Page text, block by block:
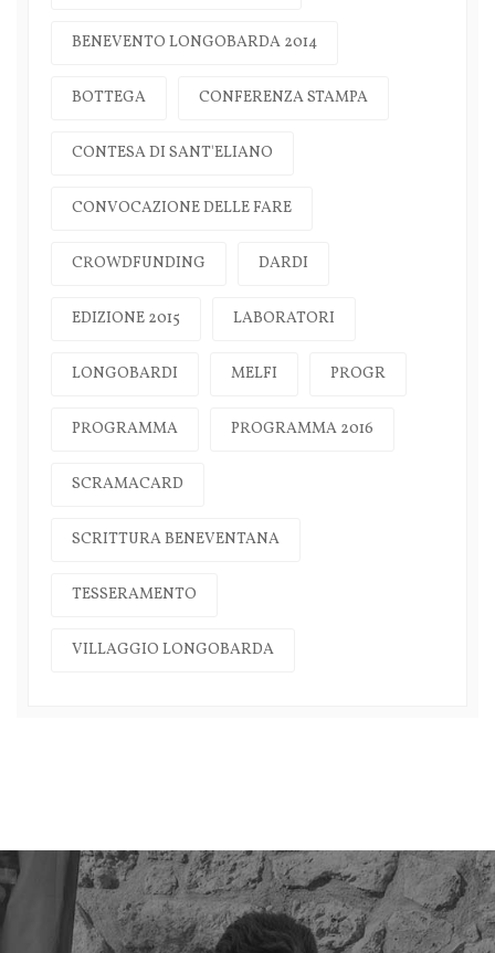
BENEVENTO LONGOBARDA 2014
BOTTEGA CONFERENZA STAMPA
CONTESA DI SANT'ELIANO
CONVOCAZIONE DELLE FARE
CROWDFUNDING DARDI
EDIZIONE 2015 LABORATORI
LONGOBARDI MELFI PROGR
PROGRAMMA PROGRAMMA 2016
SCRAMACARD
SCRITTURA BENEVENTANA
TESSERAMENTO
VILLAGGIO LONGOBARDA